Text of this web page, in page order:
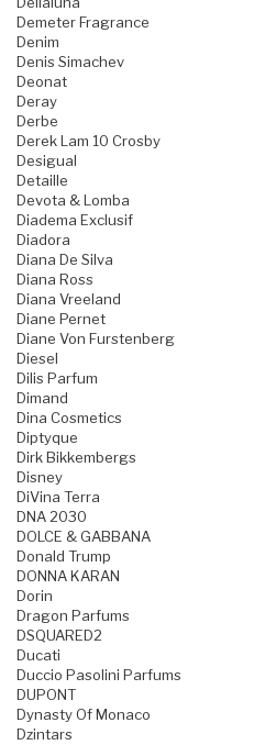
Demeter Fragrance
Denim
Denis Simachev
Deonat
Deray
Derbe
Derek Lam 10 Crosby
Desigual
Detaille
Devota & Lomba
Diadema Exclusif
Diadora
Diana De Silva
Diana Ross
Diana Vreeland
Diane Pernet
Diane Von Furstenberg
Diesel
Dilis Parfum
Dimand
Dina Cosmetics
Diptyque
Dirk Bikkembergs
Disney
DiVina Terra
DNA 2030
DOLCE & GABBANA
Donald Trump
DONNA KARAN
Dorin
Dragon Parfums
DSQUARED2
Ducati
Duccio Pasolini Parfums
DUPONT
Dynasty Of Monaco
Dzintars